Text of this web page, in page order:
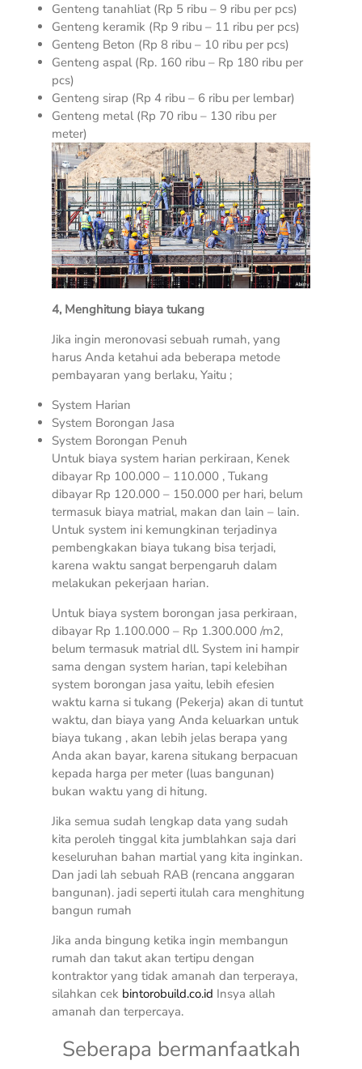
Genteng tanahliat (Rp 5 ribu – 9 ribu per pcs)
Genteng keramik (Rp 9 ribu – 11 ribu per pcs)
Genteng Beton (Rp 8 ribu – 10 ribu per pcs)
Genteng aspal (Rp. 160 ribu – Rp 180 ribu per
pcs)
Genteng sirap (Rp 4 ribu – 6 ribu per lembar)
Genteng metal (Rp 70 ribu – 130 ribu per
meter)
4, Menghitung biaya tukang
Jika ingin meronovasi sebuah rumah, yang
harus Anda ketahui ada beberapa metode
pembayaran yang berlaku, Yaitu ;
System Harian
System Borongan Jasa
System Borongan Penuh
Untuk biaya system harian perkiraan, Kenek
dibayar Rp 100.000 – 110.000 , Tukang
dibayar Rp 120.000 – 150.000 per hari, belum
termasuk biaya matrial, makan dan lain – lain.
Untuk system ini kemungkinan terjadinya
pembengkakan biaya tukang bisa terjadi,
karena waktu sangat berpengaruh dalam
melakukan pekerjaan harian.
Untuk biaya system borongan jasa perkiraan,
dibayar Rp 1.100.000 – Rp 1.300.000 /m2,
belum termasuk matrial dll. System ini hampir
sama dengan system harian, tapi kelebihan
system borongan jasa yaitu, lebih efesien
waktu karna si tukang (Pekerja) akan di tuntut
waktu, dan biaya yang Anda keluarkan untuk
biaya tukang , akan lebih jelas berapa yang
Anda akan bayar, karena situkang berpacuan
kepada harga per meter (luas bangunan)
bukan waktu yang di hitung.
Jika semua sudah lengkap data yang sudah
kita peroleh tinggal kita jumblahkan saja dari
keseluruhan bahan martial yang kita inginkan.
Dan jadi lah sebuah RAB (rencana anggaran
bangunan). jadi seperti itulah cara menghitung
bangun rumah
Jika anda bingung ketika ingin membangun
rumah dan takut akan tertipu dengan
kontraktor yang tidak amanah dan terperaya,
silahkan cek bintorobuild.co.id Insya allah
amanah dan terpercaya.
Seberapa bermanfaatkah